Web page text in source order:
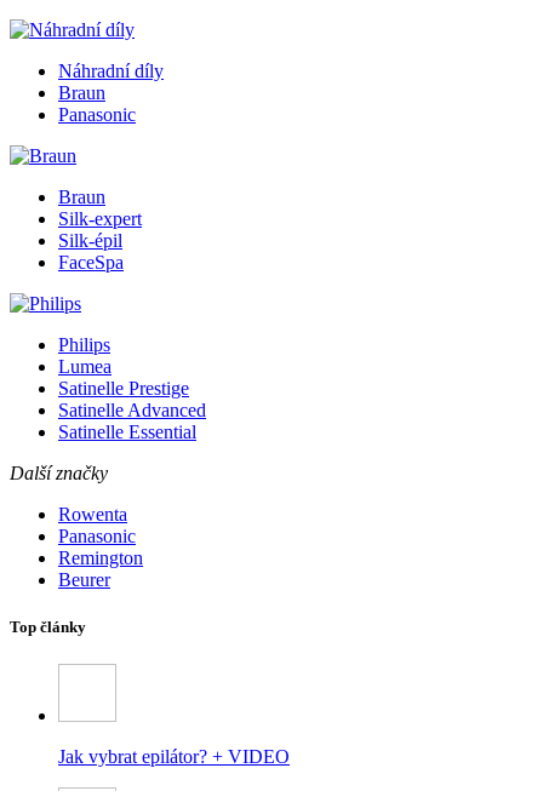
Náhradní díly
Braun
Panasonic
Braun
Silk-expert
Silk-épil
FaceSpa
Philips
Lumea
Satinelle Prestige
Satinelle Advanced
Satinelle Essential
Další značky
Rowenta
Panasonic
Remington
Beurer
Top články
Jak vybrat epilátor? + VIDEO